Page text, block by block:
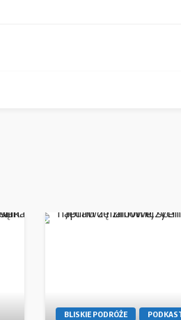
BLISKIE PODRÓŻE